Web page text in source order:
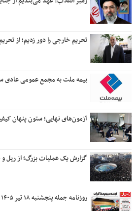
تحریم خارجی را دور زدیم؛ از
بیمه ملت به مجمع عمومی عادی
آزمون‌های نهایی؛ ستون پنهان
گزارش یک عملیات بزرگ؛ از ریل و
روزنامه جمله پنجشنبه ۱۸ تیر ۱۴۰۵